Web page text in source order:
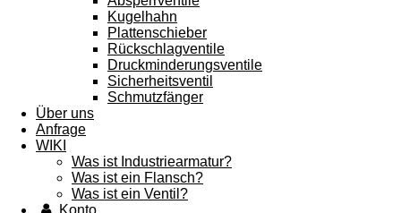
Kugelhahn
Plattenschieber
Rückschlagventile
Druckminderungsventile
Sicherheitsventil
Schmutzfänger
Über uns
Anfrage
WIKI
Was ist Industriearmatur?
Was ist ein Flansch?
Was ist ein Ventil?
Konto